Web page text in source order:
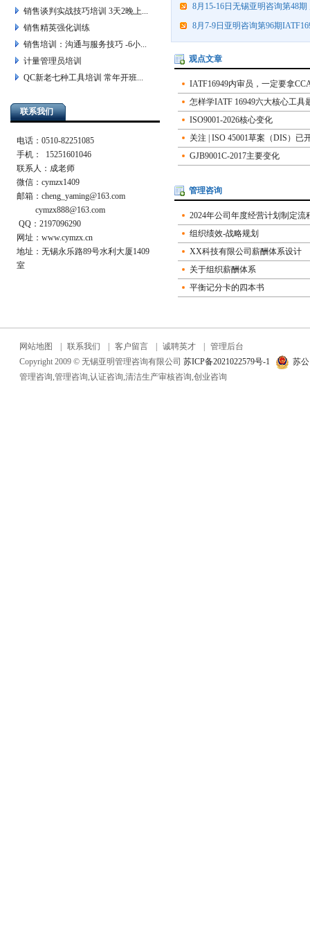
销售谈判实战技巧培训 3天2晚上...
销售精英强化训练
销售培训：沟通与服务技巧 -6小...
计量管理员培训
QC新老七种工具培训 常年开班...
联系我们
电话：0510-82251085
手机： 15251601046
联系人：成老师
微信：cymzx1409
邮箱： cheng_yaming@163.com
cymzx888@163.com
QQ：2197096290
网址：www.cymzx.cn
地址：无锡永乐路89号水利大厦1409
室
8月15-16日无锡亚明咨询第48
8月7-9日亚明咨询第96期
观点文章
IATF16949内审员，一定要拿
怎样学IATF 16949六大核心工具
ISO9001-2026核心变化
关注 | ISO 45001草案（DIS）已
GJB9001C-2017主要变化
管理咨询
2024年公司年度经营计划制定流
组织绩效-战略规划
XX科技有限公司薪酬体系设计
关于组织薪酬体系
平衡记分卡的四本书
网站地图 联系我们 客户留言 诚聘英才
管理后台
Copyright 2009 © 无锡亚明管理咨询有限公司 苏ICP备2021022579号-1
苏公
管理咨询,管理咨询,认证咨询,清洁生产审核咨询,创业咨询